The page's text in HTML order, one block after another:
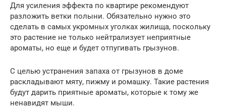
Для усиления эффекта по квартире рекомендуют
разложить ветки полыни. Обязательно нужно это
сделать в самых укромных уголках жилища, поскольку
это растение не только нейтрализует неприятные
ароматы, но еще и будет отпугивать грызунов.
С целью устранения запаха от грызунов в доме
раскладывают мяту, пижму и ромашку. Такие растения
будут дарить приятные ароматы, которые к тому же
ненавидят мыши.